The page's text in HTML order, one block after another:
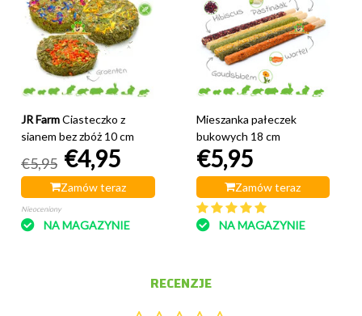
JR FarmCiasteczko z
sianem bez zbóż 10 cm
€5,95 €4,95
Zamów teraz
Nieoceniony
NA MAGAZYNIE
Mieszanka pałeczek
bukowych 18 cm
€5,95
Zamów teraz
NA MAGAZYNIE
RECENZJE